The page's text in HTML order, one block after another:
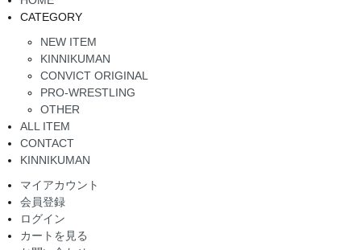
CATEGORY
NEW ITEM
KINNIKUMAN
CONVICT ORIGINAL
PRO-WRESTLING
OTHER
ALL ITEM
CONTACT
KINNIKUMAN
マイアカウント
会員登録
ログイン
カートを見る